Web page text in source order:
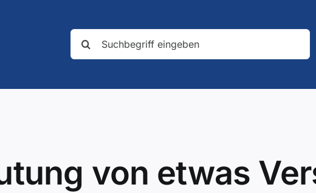
Suche
nach:
von etwas